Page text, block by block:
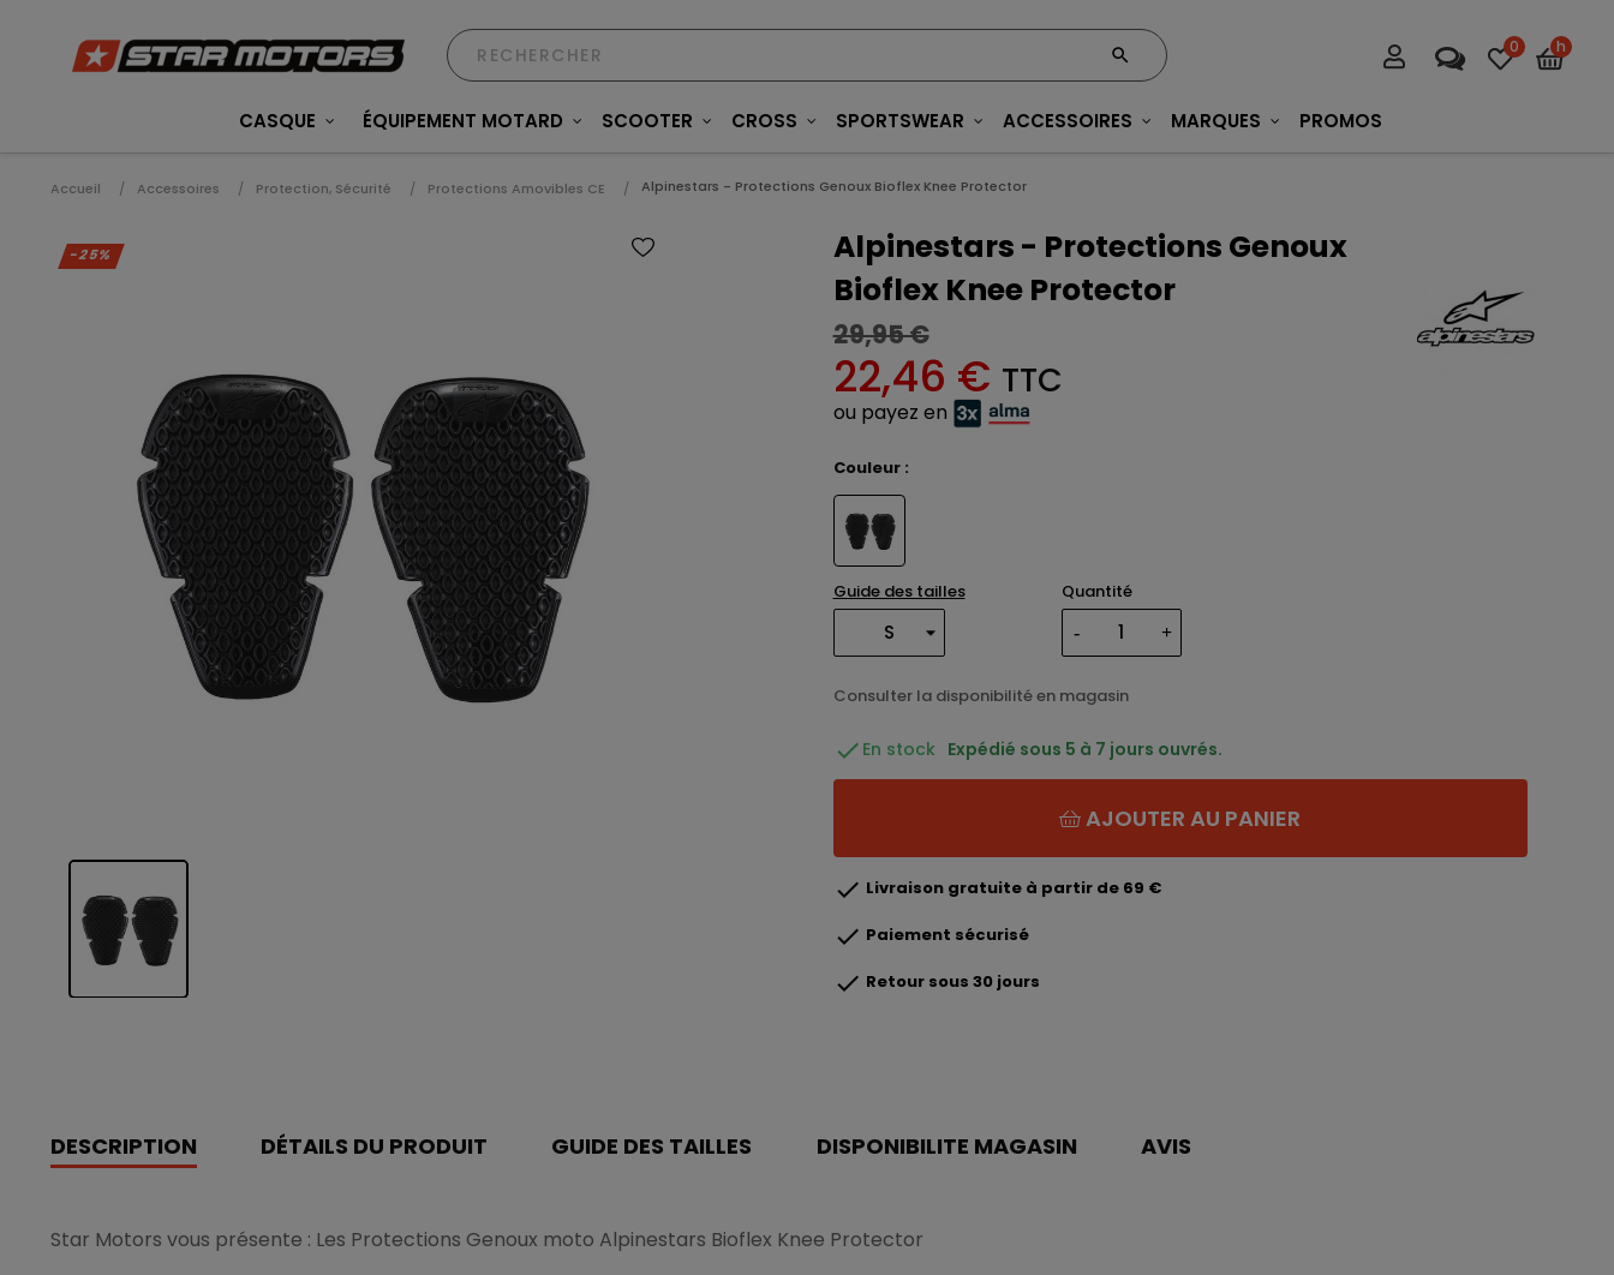
0 h
CASQUE ÉQUIPEMENT MOTARD SCOOTER CROSS SPORTSWEAR ACCESSOIRES MARQUES PROMOS
Accueil Accessoires Protection, Sécurité Protections Amovibles CE Alpinestars - Protections Genoux Bioflex Knee Protector
-25%
Alpinestars - Protections Genoux
Bioflex Knee Protector
29,95 €
22,46 € TTC
ou payez en
Couleur :
Guide des tailles Quantité
Consulter la disponibilité en magasin
 En stock Expédié sous 5 à 7 jours ouvrés.
AJOUTER AU PANIER
 Livraison gratuite à partir de 69 €
 Paiement sécurisé
 Retour sous 30 jours
DESCRIPTION DÉTAILS DU PRODUIT GUIDE DES TAILLES DISPONIBILITE MAGASIN AVIS
Star Motors vous présente : Les Protections Genoux moto Alpinestars Bioflex Knee Protector